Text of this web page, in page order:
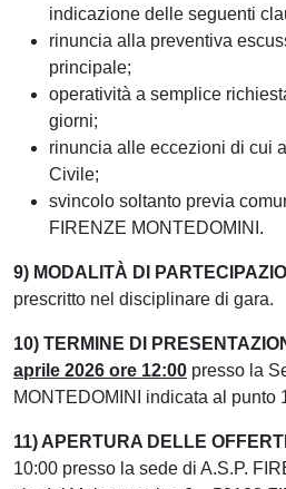
indicazione delle seguenti
rinuncia alla preventiva
principale;
operatività a semplice
giorni;
rinuncia alle eccezioni di cui
Civile;
svincolo soltanto previa
FIRENZE MONTEDOMINI.
9) MODALITÀ DI
prescritto nel disciplinare di gara.
10) TERMINE DI
aprile 2026 ore 12:00 presso la
MONTEDOMINI indicata al punto
11) APERTURA DELLE
10:00 presso la sede di A.S.P.